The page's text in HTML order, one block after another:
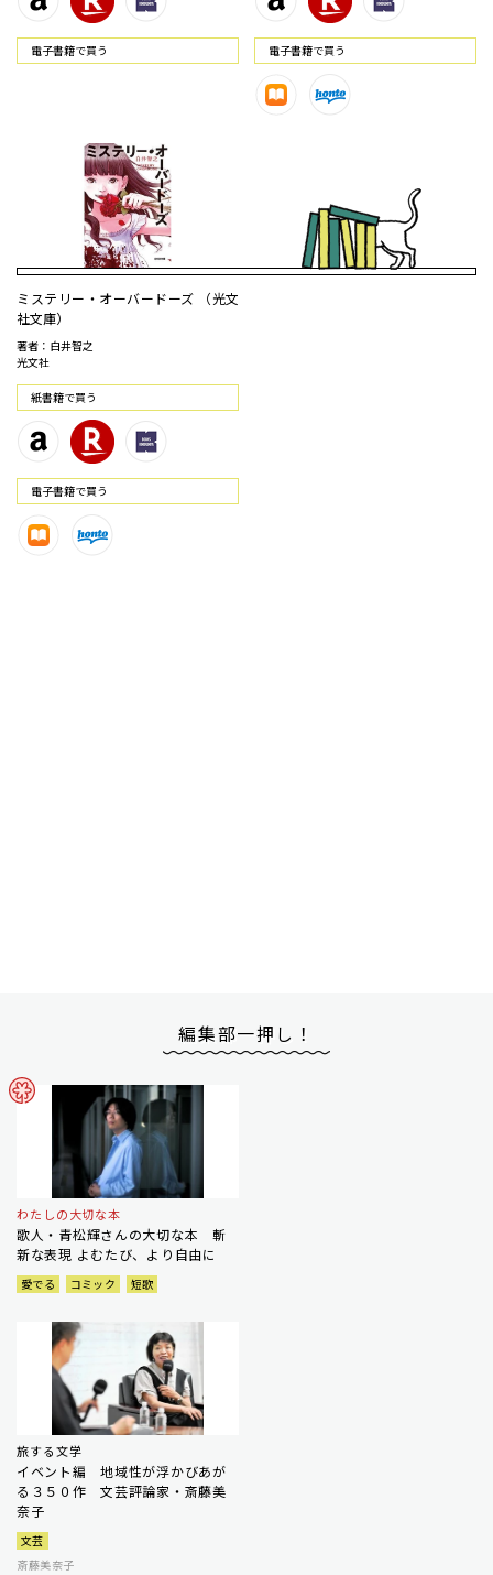
電⼦書籍で買う 電⼦書籍で買う
ミステリー・オーバードーズ （光文
社文庫）
著者：白井智之
光文社
紙書籍で買う
電⼦書籍で買う
編集部一押し！
わたしの大切な本
歌人・青松輝さんの大切な本 斬
新な表現 よむたび、より自由に
愛でる コミック 短歌
旅する文学
イベント編 地域性が浮かびあが
る３５０作 文芸評論家・斎藤美
奈子
文芸
斎藤美奈子